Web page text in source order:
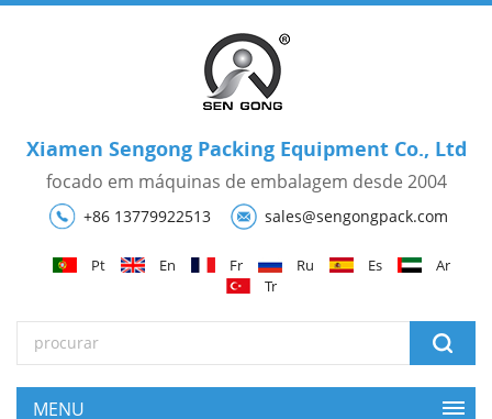
Xiamen Sengong Packing Equipment Co., Ltd
focado em máquinas de embalagem desde 2004
+86 13779922513 sales@sengongpack.com
Pt En Fr Ru Es
Ar
Tr